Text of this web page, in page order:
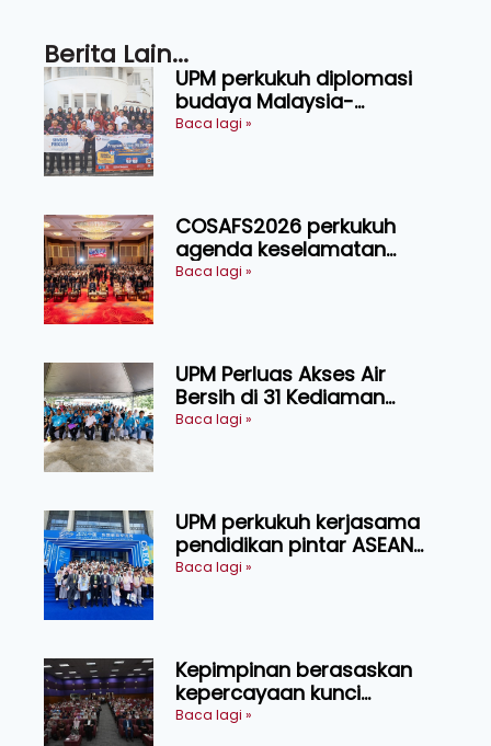
Berita Lain...
UPM perkukuh diplomasi
budaya Malaysia-
Indonesia melalui Narasi
Baca lagi »
COSAFS2026 perkukuh
agenda keselamatan
makanan, AgriHub pacu
Baca lagi »
UPM Perluas Akses Air
Bersih di 31 Kediaman
Orang Asli Tasik Chini
Baca lagi »
UPM perkukuh kerjasama
pendidikan pintar ASEAN
menerusi lawatan rasmi ke
Baca lagi »
Kepimpinan berasaskan
kepercayaan kunci
kecemerlangan institusi -
Baca lagi »